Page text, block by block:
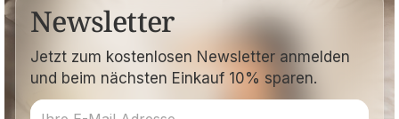
Newsletter
Jetzt zum kostenlosen Newsletter anmelden
und beim nächsten Einkauf 10% sparen.